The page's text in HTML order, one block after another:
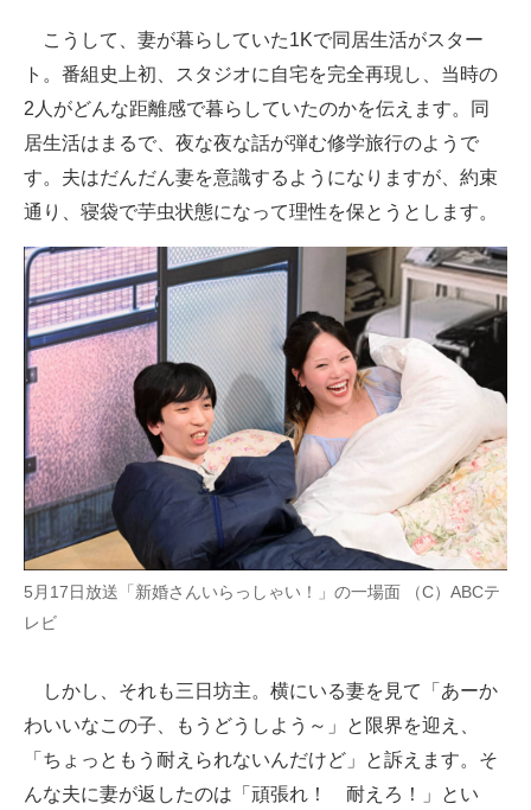
こうして、妻が暮らしていた1Kで同居生活がスター
ト。番組史上初、スタジオに自宅を完全再現し、当時の
2人がどんな距離感で暮らしていたのかを伝えます。同
居生活はまるで、夜な夜な話が弾む修学旅行のようで
す。夫はだんだん妻を意識するようになりますが、約束
通り、寝袋で芋虫状態になって理性を保とうとします。
5月17日放送「新婚さんいらっしゃい！」の一場面 （C）ABCテ
レビ
しかし、それも三日坊主。横にいる妻を見て「あーか
わいいなこの子、もうどうしよう～」と限界を迎え、
「ちょっともう耐えられないんだけど」と訴えます。そ
んな夫に妻が返したのは「頑張れ！ 耐えろ！」とい